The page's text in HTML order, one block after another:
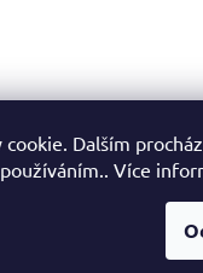
Dalším
Více
MeDD
závěsné
Na